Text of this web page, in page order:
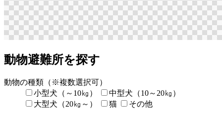
動物避難所を探す
動物の種類 （※複数選択可）
小型犬（～10㎏）
中型犬（10～20㎏）
大型犬（20㎏～）
猫 その他